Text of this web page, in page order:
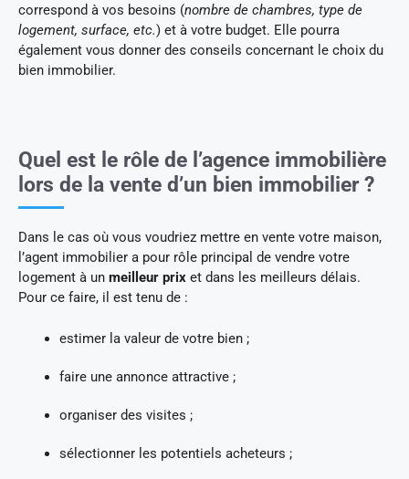
correspond à vos besoins (nombre de chambres, type de
logement, surface, etc.) et à votre budget. Elle pourra
également vous donner des conseils concernant le choix du
bien immobilier.
Quel est le rôle de l’agence immobilière
lors de la vente d’un bien immobilier ?
Dans le cas où vous voudriez mettre en vente votre maison,
l’agent immobilier a pour rôle principal de vendre votre
logement à un meilleur prix et dans les meilleurs délais.
Pour ce faire, il est tenu de :
estimer la valeur de votre bien ;
faire une annonce attractive ;
organiser des visites ;
sélectionner les potentiels acheteurs ;